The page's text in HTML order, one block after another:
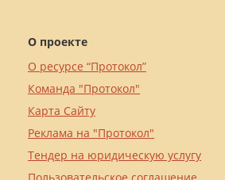
О проекте
О ресурсе “Протокол”
Команда "Протокол"
Карта Сайту
Реклама на "Протокол"
Тендер на юридическую услугу